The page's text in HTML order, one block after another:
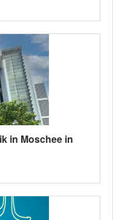
in Moschee in